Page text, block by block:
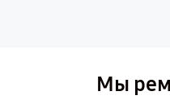
Мы